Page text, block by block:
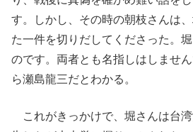
す。しかし、その時の朝枝さんは
た一件を切りだしてくださった。
のです。両者とも名指しはしませ
ら瀬島龍三だとわかる。
これがきっかけで、堀さんは台